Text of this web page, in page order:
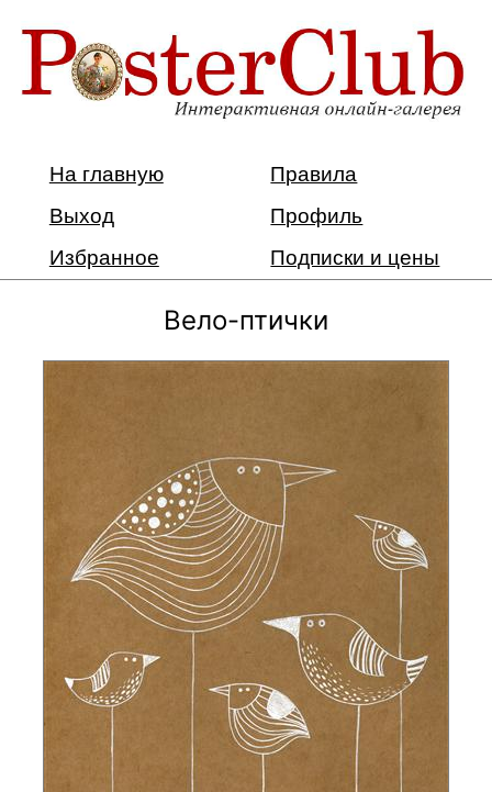
На главную
Правила
Выход
Профиль
Избранное
Подписки и цены
Вело-птички